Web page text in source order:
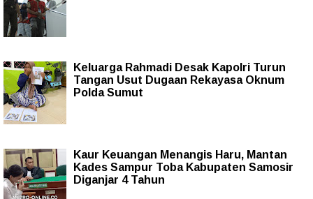
Keluarga Rahmadi Desak Kapolri Turun
Tangan Usut Dugaan Rekayasa Oknum
Polda Sumut
Kaur Keuangan Menangis Haru, Mantan
Kades Sampur Toba Kabupaten Samosir
Diganjar 4 Tahun